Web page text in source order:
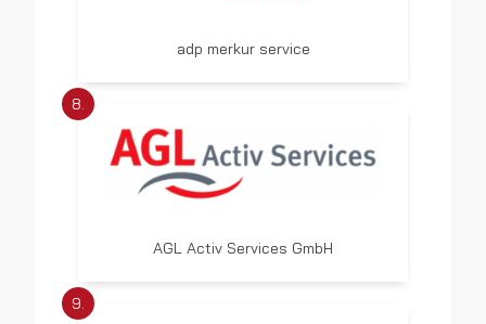
adp merkur service
8.
AGL Activ Services GmbH
9.